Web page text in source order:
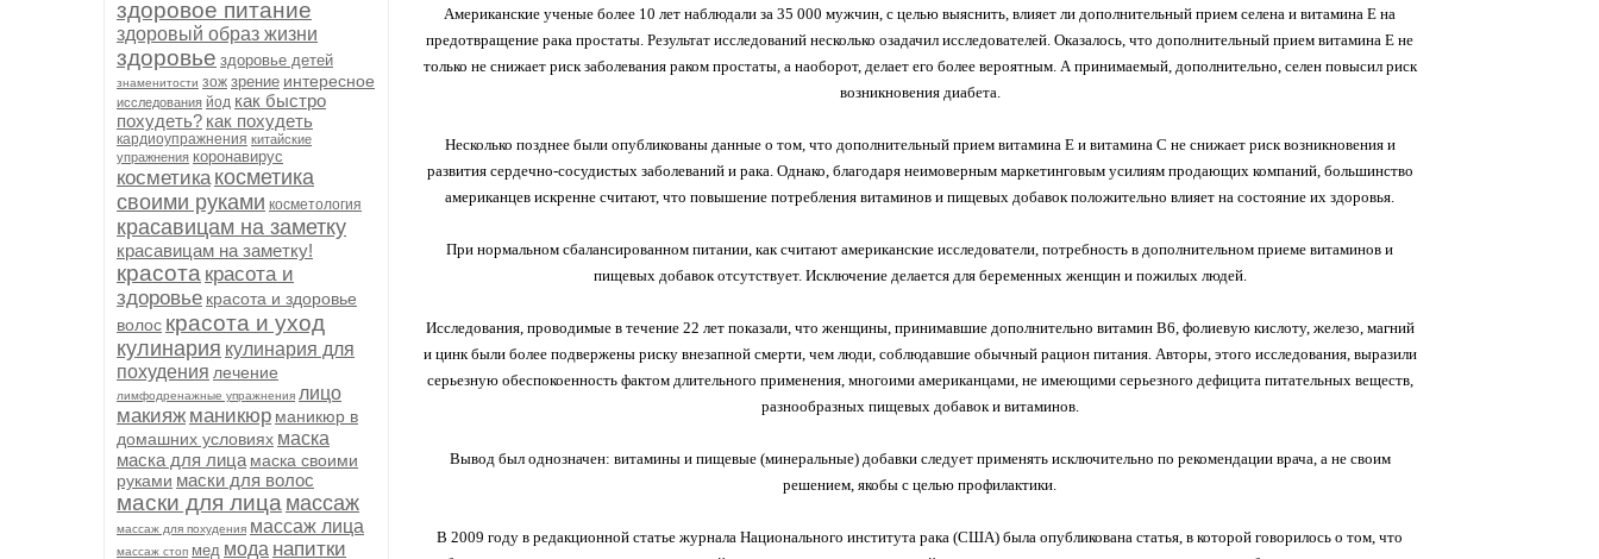
здоровое питание
здоровый образ жизни
здоровье здоровье детей
знаменитости зож зрение интересное
исследования йод как быстро
похудеть? как похудеть
кардиоупражнения китайские
упражнения коронавирус
косметика косметика
своими руками косметология
красавицам на заметку
красавицам на заметку!
красота красота и
здоровье красота и здоровье
волос красота и уход
кулинария кулинария для
похудения лечение
лимфодренажные упражнения лицо
макияж маникюр маникюр в
домашних условиях маска
маска для лица маска своими
руками маски для волос
маски для лица массаж
массаж для похудения массаж лица
массаж стоп мед мода напитки
Американские ученые более 10 лет наблюдали за 35 000 мужчин, с целью выяснить, влияет ли дополнительный прием селена и витамина Е на
предотвращение рака простаты. Результат исследований несколько озадачил исследователей. Оказалось, что дополнительный прием витамина Е не
только не снижает риск заболевания раком простаты, а наоборот, делает его более вероятным. А принимаемый, дополнительно, селен повысил риск
возникновения диабета.
Несколько позднее были опубликованы данные о том, что дополнительный прием витамина Е и витамина С не снижает риск возникновения и
развития сердечно-сосудистых заболеваний и рака. Однако, благодаря неимоверным маркетинговым усилиям продающих компаний, большинство
американцев искренне считают, что повышение потребления витаминов и пищевых добавок положительно влияет на состояние их здоровья.
При нормальном сбалансированном питании, как считают американские исследователи, потребность в дополнительном приеме витаминов и
пищевых добавок отсутствует. Исключение делается для беременных женщин и пожилых людей.
Исследования, проводимые в течение 22 лет показали, что женщины, принимавшие дополнительно витамин В6, фолиевую кислоту, железо, магний
и цинк были более подвержены риску внезапной смерти, чем люди, соблюдавшие обычный рацион питания. Авторы, этого исследования, выразили
серьезную обеспокоенность фактом длительного применения, многоими американцами, не имеющими серьезного дефицита питательных веществ,
разнообразных пищевых добавок и витаминов.
Вывод был однозначен: витамины и пищевые (минеральные) добавки следует применять исключительно по рекомендации врача, а не своим
решением, якобы с целью профилактики.
В 2009 году в редакционной статье журнала Национального института рака (США) была опубликована статья, в которой говорилось о том, что